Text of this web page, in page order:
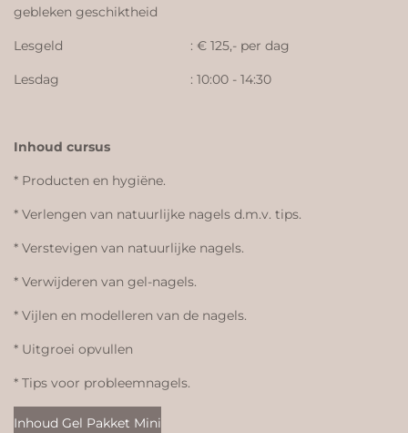
gebleken geschiktheid
Lesgeld : € 125,- per dag
Lesdag : 10:00 - 14:30
Inhoud cursus
* Producten en hygiëne.
* Verlengen van natuurlijke nagels d.m.v. tips.
* Verstevigen van natuurlijke nagels.
* Verwijderen van gel-nagels.
* Vijlen en modelleren van de nagels.
* Uitgroei opvullen
* Tips voor probleemnagels.
Inhoud Gel Pakket Mini